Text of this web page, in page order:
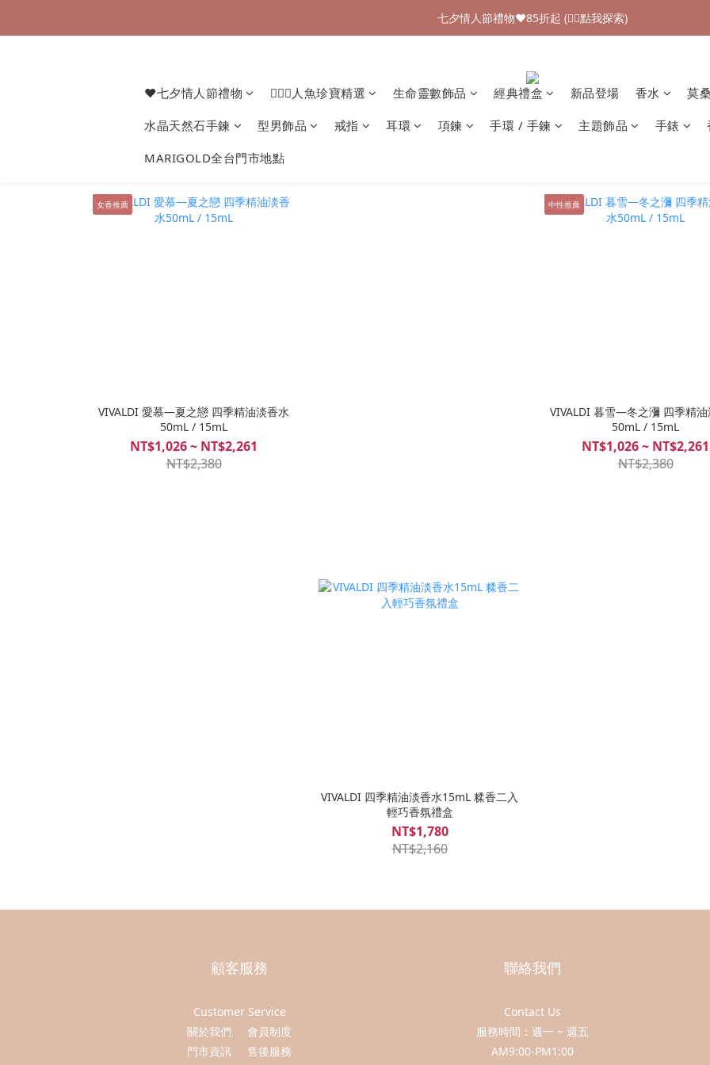
加入新會員領$100購物金💰 (👉🏻點我領取)
七夕情人節禮物❤85折起 (👉🏻點我探索)
❤七夕情人節禮物 🧜🏻‍♀️人魚珍寶精選 生命靈數飾品 經典禮盒 新品登場 香水 莫
水晶天然石手鍊 型男飾品 戒指 耳環 項鍊 手環 / 手鍊 主題飾品 手錶
MARIGOLD全台門市地點
女香推薦
VIVALDI 愛慕—夏之戀 四季精油淡香水
50mL / 15mL
NT$1,026 ~ NT$2,261
NT$2,380
中性推薦
VIVALDI 暮雪—冬之瀰 四季精
50mL / 15mL
NT$1,026 ~ NT$2,261
NT$2,380
VIVALDI 四季精油淡香水15mL 糅香二入
輕巧香氛禮盒
NT$1,780
NT$2,160
顧客服務
Customer Service
關於我們
會員制度
門市資訊
售後服務
聯絡我們
Contact Us
服務時間：週一 ~ 週五
AM9:00-PM1:00